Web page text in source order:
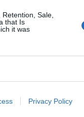
Sale,
that Is
it was
Privacy Policy
Zagranicznych Marija
Karolowi
do słów prezydenta RP
rusofobię” oraz